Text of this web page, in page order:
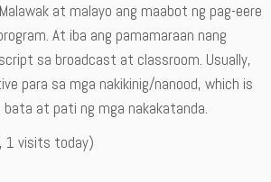
at malayo ang maabot ng pag-eere
At iba ang pamamaraan nang
sa broadcast at classroom. Usually,
para sa mga nakikinig/nanood, which is
bata at pati ng mga nakakatanda.
1 visits today)